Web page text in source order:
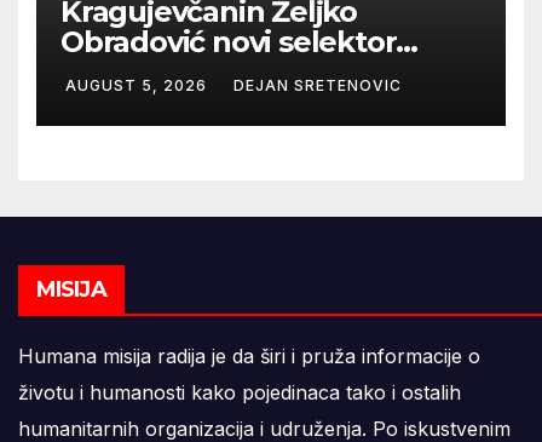
Kragujevčanin Željko
Obradović novi selektor
Atletske reprezentacije Srbije
AUGUST 5, 2026 DEJAN SRETENOVIC
MISIJA
Humana misija radija je da širi i pruža informacije o
životu i humanosti kako pojedinaca tako i ostalih
humanitarnih organizacija i udruženja. Po iskustvenim